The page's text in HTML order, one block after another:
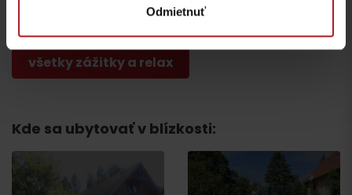
Odmietnuť
všetky zážitky a relax
Kde sa ubytovať v blízkosti: